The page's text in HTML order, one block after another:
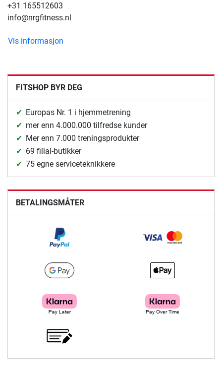
+31 165512603
info@nrgfitness.nl
Vis informasjon
FITSHOP BYR DEG
Europas Nr. 1 i hjemmetrening
mer enn 4.000.000 tilfredse kunder
Mer enn 7.000 treningsprodukter
69 filial-butikker
75 egne serviceteknikkere
BETALINGSMÅTER